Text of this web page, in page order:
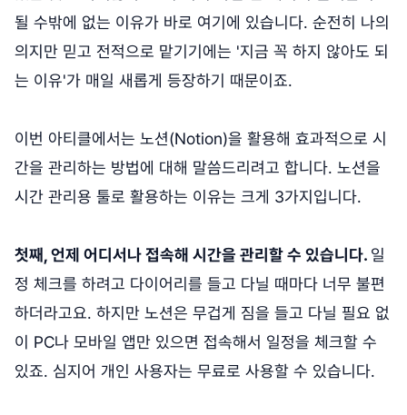
될 수밖에 없는 이유가 바로 여기에 있습니다. 순전히 나의
의지만 믿고 전적으로 맡기기에는 '지금 꼭 하지 않아도 되
는 이유'가 매일 새롭게 등장하기 때문이죠.
이번 아티클에서는 노션(Notion)을 활용해 효과적으로 시
간을 관리하는 방법에 대해 말씀드리려고 합니다. 노션을
시간 관리용 툴로 활용하는 이유는 크게 3가지입니다.
첫째, 언제 어디서나 접속해 시간을 관리할 수 있습니다. 일
정 체크를 하려고 다이어리를 들고 다닐 때마다 너무 불편
하더라고요. 하지만 노션은 무겁게 짐을 들고 다닐 필요 없
이 PC나 모바일 앱만 있으면 접속해서 일정을 체크할 수
있죠. 심지어 개인 사용자는 무료로 사용할 수 있습니다.